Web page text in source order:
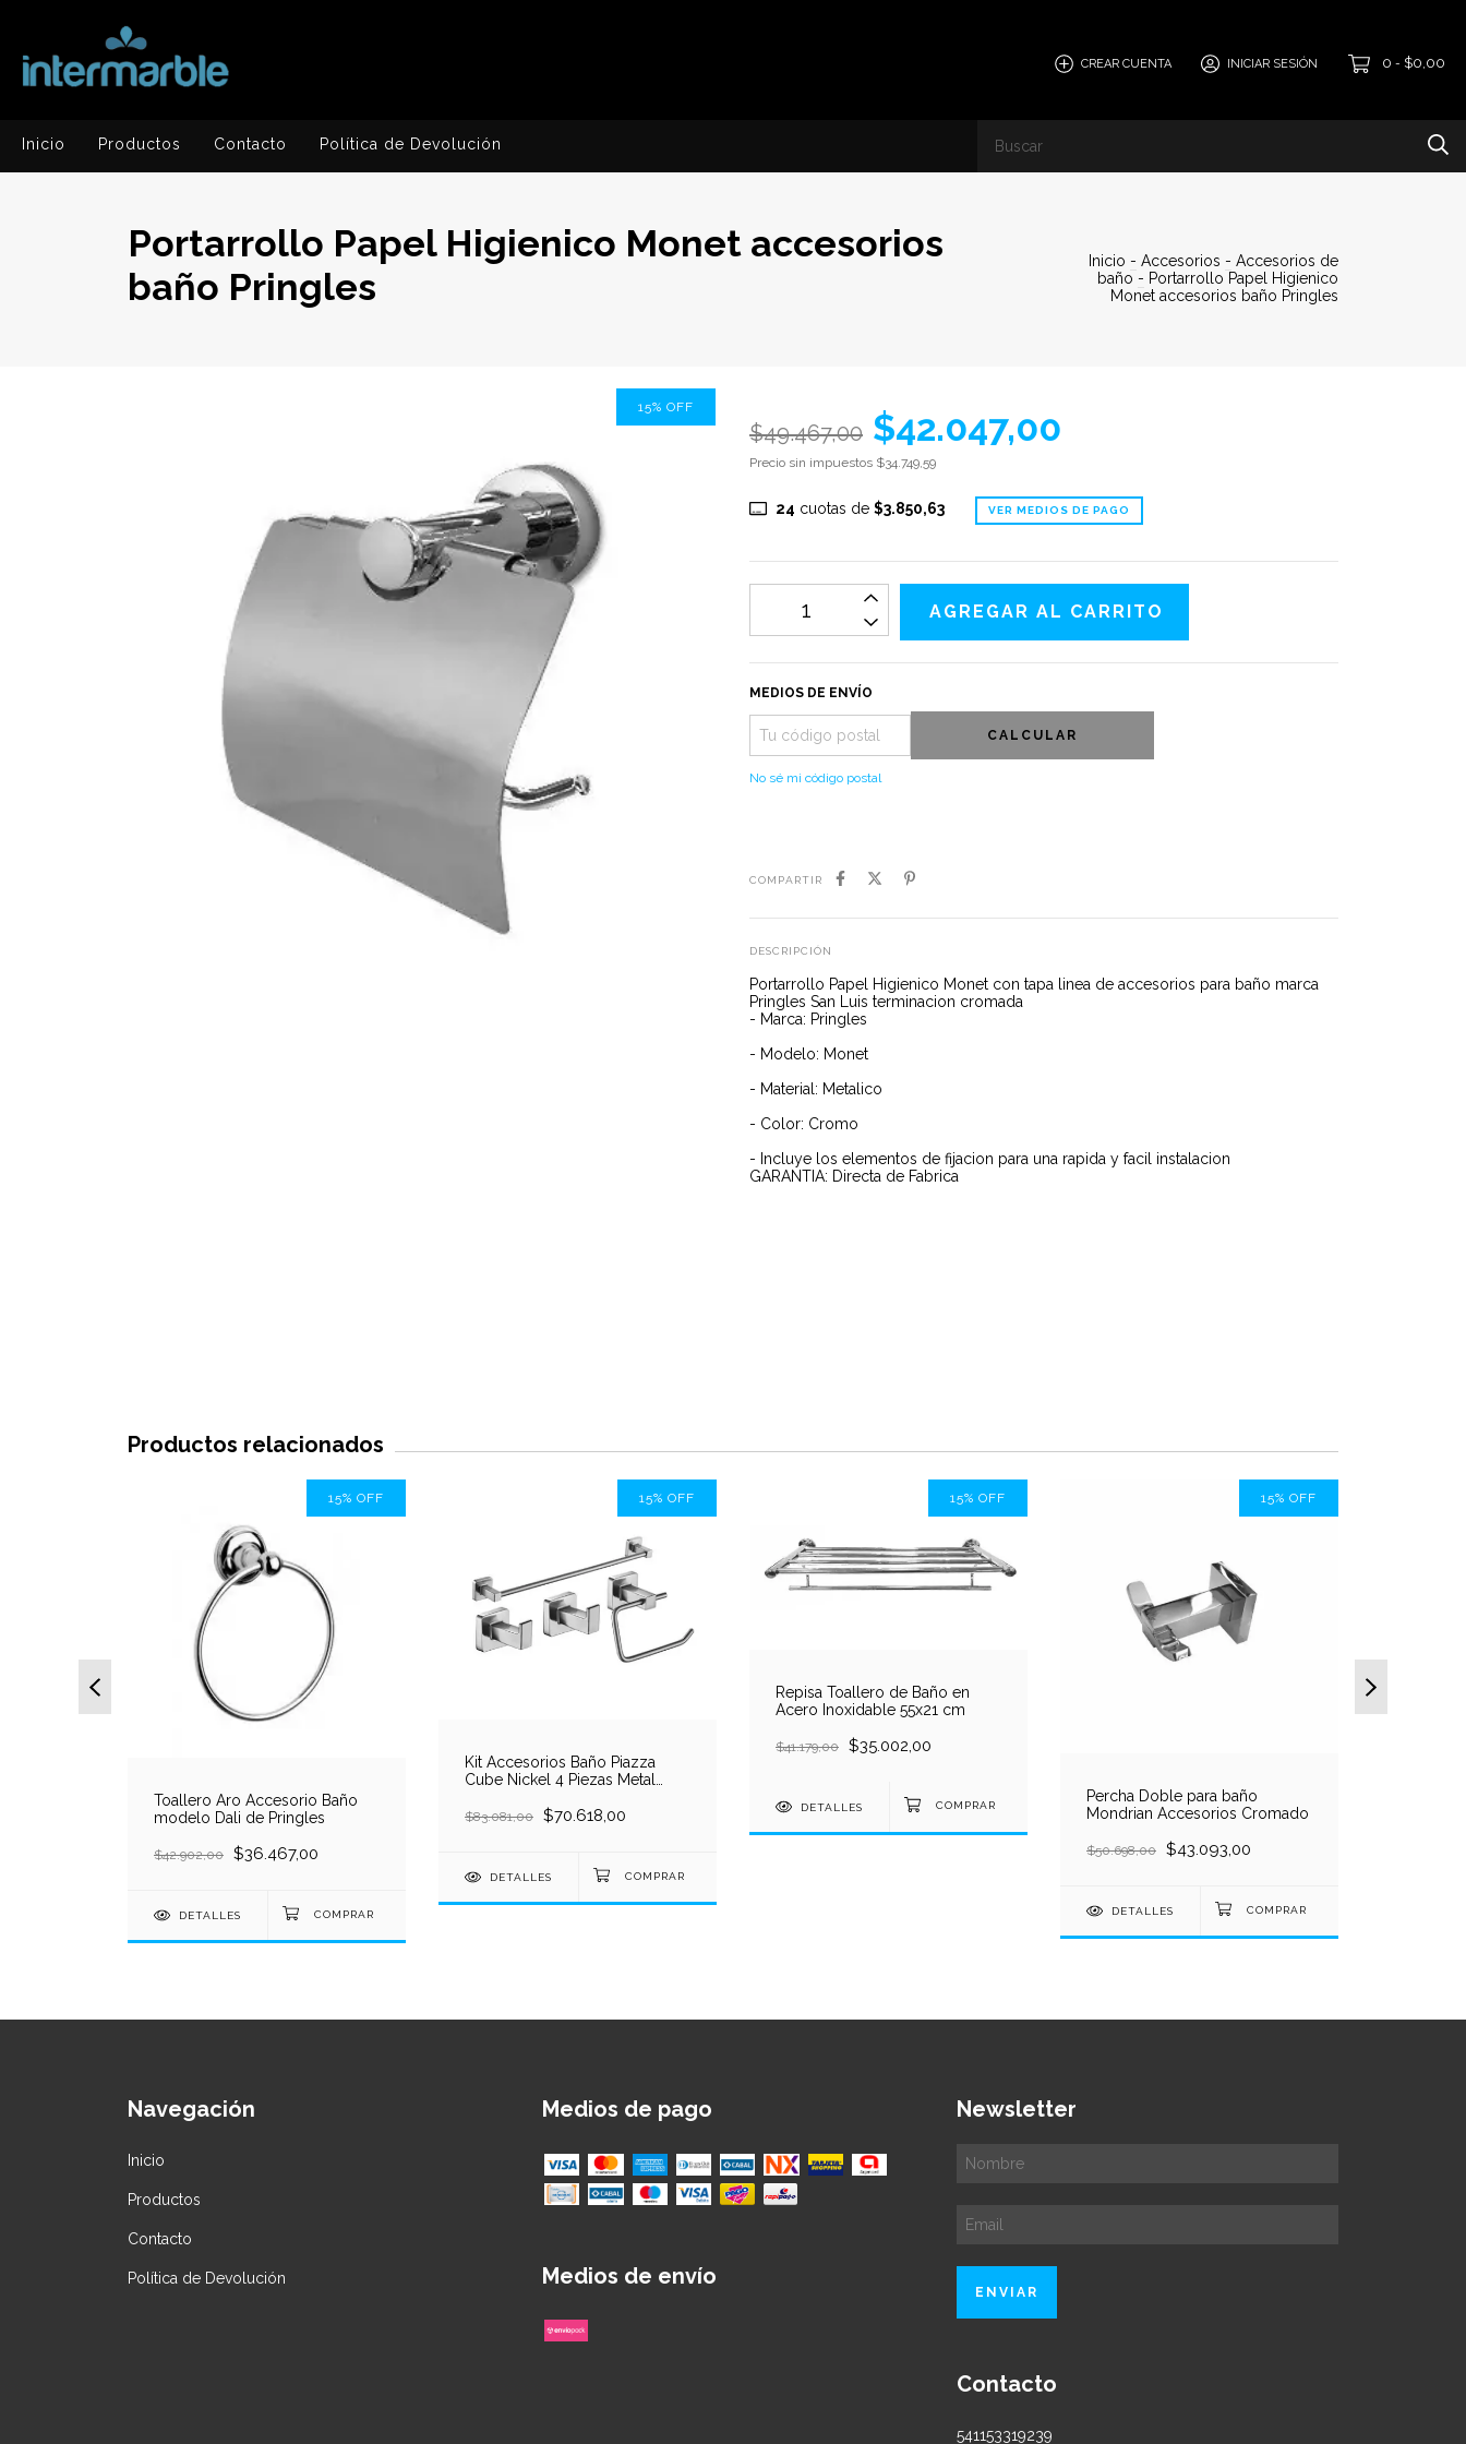
CREAR CUENTA INICIAR SESIÓN 0 - $0,00
Inicio Productos Contacto Política de Devolución
Portarrollo Papel Higienico Monet accesorios
baño Pringles
Inicio - Accesorios - Accesorios de
baño - Portarrollo Papel Higienico
Monet accesorios baño Pringles
15% OFF
$49.467,00 $42.047,00
Precio sin impuestos $34.749,59
24 cuotas de $3.850,63 VER MEDIOS DE PAGO
MEDIOS DE ENVÍO
CALCULAR
No sé mi código postal
COMPARTIR
DESCRIPCIÓN
Portarrollo Papel Higienico Monet con tapa linea de accesorios para baño marca
Pringles San Luis terminacion cromada
- Marca: Pringles
- Modelo: Monet
- Material: Metalico
- Color: Cromo
- Incluye los elementos de fijacion para una rapida y facil instalacion
GARANTIA: Directa de Fabrica
Productos relacionados
15% OFF
Toallero Aro Accesorio Baño
modelo Dali de Pringles
$42.902,00 $36.467,00
DETALLES
15% OFF
Kit Accesorios Baño Piazza
Cube Nickel 4 Piezas Metal
$83.081,00 $70.618,00
DETALLES
15% OFF
Repisa Toallero de Baño en
Acero Inoxidable 55x21 cm
$41.179,00 $35.002,00
DETALLES
15% OFF
Percha Doble para baño
Mondrian Accesorios Cromado
$50.698,00 $43.093,00
DETALLES
Navegación
Inicio
Productos
Contacto
Política de Devolución
Medios de pago
Medios de envío
Newsletter
Contacto
541153319239